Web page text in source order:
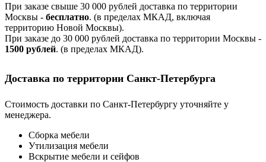
При заказе свыше 30 000 рублей доставка по территории
Москвы - бесплатно. (в пределах МКАД, включая
территорию Новой Москвы).
При заказе до 30 000 рублей доставка по территории Москвы -
1500 рублей. (в пределах МКАД).
Доставка по территории Санкт-Петербурга
Стоимость доставки по Санкт-Петербургу уточняйте у
менеджера.
Сборка мебели
Утилизация мебели
Вскрытие мебели и сейфов